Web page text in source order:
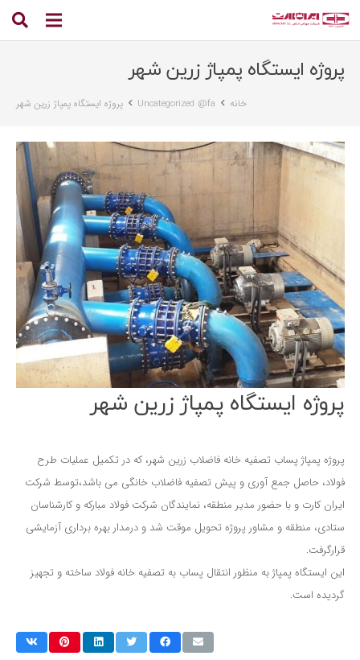
پروژه ایستگاه پمپاژ زرین شهر
خانه Uncategorized @fa پروژه ایستگاه پمپاژ زرین شهر
پروژه ایستگاه پمپاژ زرین شهر
پروژه پمپاژ پساب تصفیه خانه فاضلاب زرین شهر، که در تکمیل عملیات طرح
فولاد، حاصل جمع آوری و پیش تصفیه فاضلاب خانگی می باشد،توسط شرکت
ایران کارت و با حضور مدیر منطقه، نمایندگان شرکت فولاد مبارکه و کارشناسان
ستادی، منطقه و مشاور پروژه تحویل موقت شد و درمدار بهره برداری آزمایشی
قرارگرفت.
این ایستگاه پمپاژ به منظور انتقال پساب به تصفیه خانه فولاد ساخته و تجهیز
گردیده است.